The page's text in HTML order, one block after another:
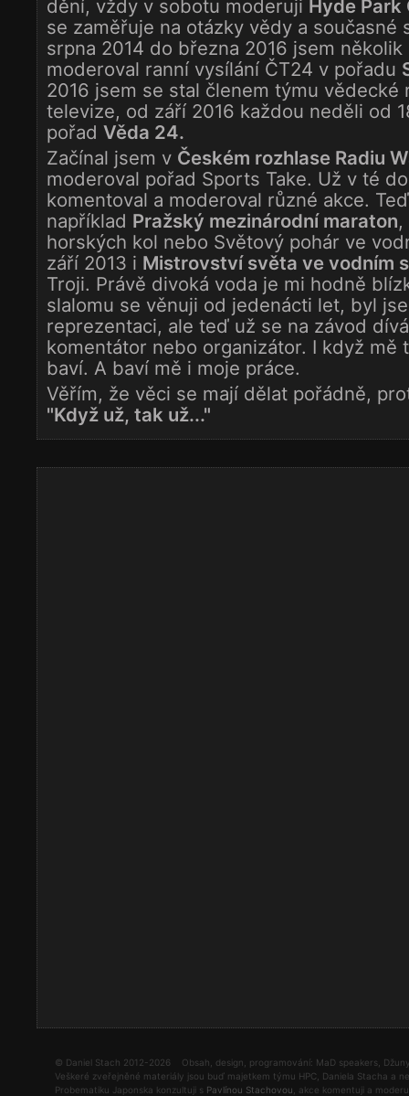
dění, vždy v sobotu moderuji Hyde
se zaměřuje na otázky vědy a současné
srpna 2014 do března 2016 jsem
moderoval ranní vysílání ČT24 v pořadu
2016 jsem se stal členem týmu vědecké
televize, od září 2016 každou neděli od
pořad Věda 24.
Začínal jsem v Českém rozhlase Radiu
moderoval pořad Sports Take. Už v té
komentoval a moderoval různé akce.
například Pražský mezinárodní maraton
horských kol nebo Světový pohár ve
září 2013 i Mistrovství světa ve vodním
Troji. Právě divoká voda je mi hodně
slalomu se věnuji od jedenácti let, byl
reprezentaci, ale teď už se na závod
komentátor nebo organizátor. I když mě
baví. A baví mě i moje práce.
Věřím, že věci se mají dělat pořádně,
"Když už, tak už..."
© Daniel Stach 2012-2026 Obsah, design, programování: MaD speakers,
Veškeré zveřejněné materiály jsou buď majetkem týmu HPC, Daniela Stacha a
Probematiku Japonska konzultuji s Pavlínou Stachovou , akce komentuji a